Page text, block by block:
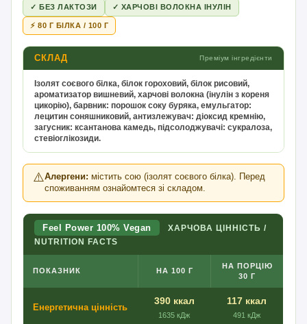
✓ БЕЗ ЛАКТОЗИ ✓ ХАРЧОВІ ВОЛОКНА ІНУЛІН
⚡ 80 Г БІЛКА / 100 Г
СКЛАД Преміум інгредієнти
Ізолят соєвого білка, білок гороховий, білок рисовий,
ароматизатор вишневий, харчові волокна (інулін з кореня
цикорію), барвник: порошок соку буряка, емульгатор:
лецитин соняшниковий, антизлежувач: діоксид кремнію,
загусник: ксантанова камедь, підсолоджувачі: сукралоза,
стевіоглікозиди.
⚠️Алергени: містить сою (ізолят соєвого білка). Перед
споживанням ознайомтеся зі складом.
Feel Power 100% Vegan
ХАРЧОВА ЦІННІСТЬ /
NUTRITION FACTS
ПОКАЗНИК НА 100 Г
НА ПОРЦІЮ
30 Г
Енергетична цінність
390 ккал
1635 кДж
117 ккал
491 кДж